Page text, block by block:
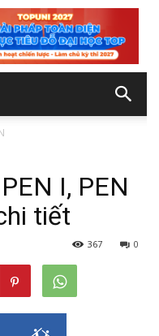
I, PEN
tiết
0
367